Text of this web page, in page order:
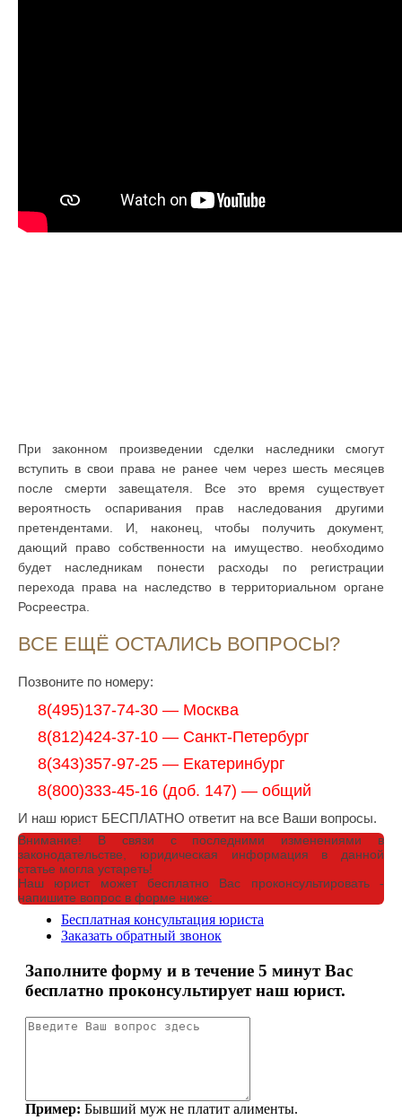
При законном произведении сделки наследники смогут
вступить в свои права не ранее чем через шесть месяцев
после смерти завещателя. Все это время существует
вероятность оспаривания прав наследования другими
претендентами. И, наконец, чтобы получить документ,
дающий право собственности на имущество. необходимо
будет наследникам понести расходы по регистрации
перехода права на наследство в территориальном органе
Росреестра.
ВСЕ ЕЩЁ ОСТАЛИСЬ ВОПРОСЫ?
Позвоните по номеру:
8(495)137-74-30 — Москва
8(812)424-37-10 — Санкт-Петербург
8(343)357-97-25 — Екатеринбург
8(800)333-45-16 (доб. 147) — общий
И наш юрист БЕСПЛАТНО ответит на все Ваши вопросы.
Внимание! В связи с последними изменениями в
законодательстве, юридическая информация в данной
статье могла устареть!
Наш юрист может бесплатно Вас проконсультировать -
напишите вопрос в форме ниже: